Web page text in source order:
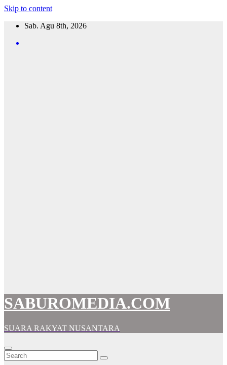
Skip to content
Sab. Agu 8th, 2026
SABUROMEDIA.COM
SUARA RAKYAT NUSANTARA